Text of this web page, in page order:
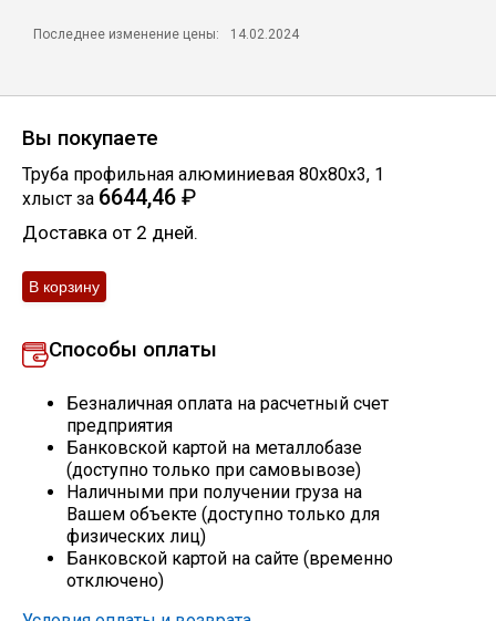
Проволока
Остальное
Алюминиевый прокат
Последнее изменение цены: 14.02.2024
Вы покупаете
Труба профильная алюминиевая 80х80х3, 1
хлыст за 6644,46 ₽
Доставка от 2 дней.
Способы оплаты
Безналичная оплата на расчетный счет
предприятия
Банковской картой на металлобазе
(доступно только при самовывозе)
Наличными при получении груза на
Вашем объекте (доступно только для
физических лиц)
Банковской картой на сайте (временно
отключено)